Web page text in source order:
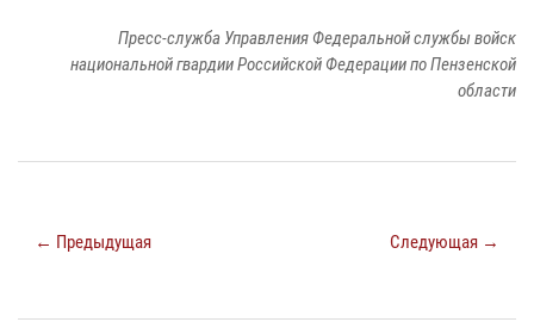
Пресс-служба Управления Федеральной службы войск
национальной гвардии Российской Федерации по Пензенской
области
← Предыдущая Следующая →